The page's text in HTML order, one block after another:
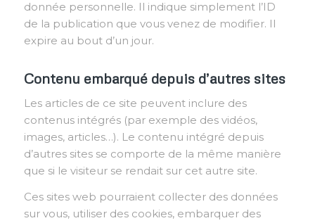
donnée personnelle. Il indique simplement l’ID
de la publication que vous venez de modifier. Il
expire au bout d’un jour.
Contenu embarqué depuis d’autres sites
Les articles de ce site peuvent inclure des
contenus intégrés (par exemple des vidéos,
images, articles…). Le contenu intégré depuis
d’autres sites se comporte de la même manière
que si le visiteur se rendait sur cet autre site.
Ces sites web pourraient collecter des données
sur vous, utiliser des cookies, embarquer des